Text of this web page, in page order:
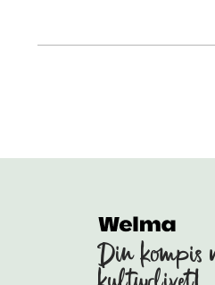
Din kompis